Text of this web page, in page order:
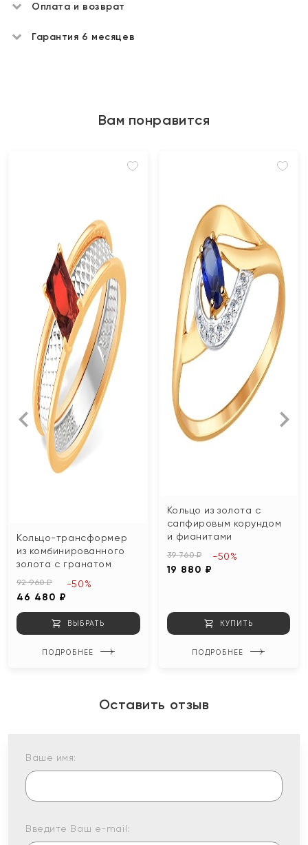
Оплата и возврат
Гарантия 6 месяцев
Вам понравится
Кольцо-трансформер
из комбинированного
золота с гранатом
92 960 ₽
46 480 ₽
-50%
ВЫБРАТЬ
ПОДРОБНЕЕ
Кольцо из золота с
сапфировым корундом
и фианитами
39 760 ₽
19 880 ₽
-50%
КУПИТЬ
ПОДРОБНЕЕ
Оставить отзыв
Ваше имя:
Введите Ваш e-mail: